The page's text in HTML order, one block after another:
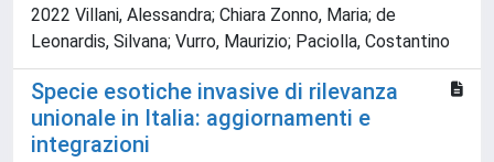
2022 Villani, Alessandra; Chiara Zonno, Maria; de
Leonardis, Silvana; Vurro, Maurizio; Paciolla, Costantino
Specie esotiche invasive di rilevanza
unionale in Italia: aggiornamenti e
integrazioni